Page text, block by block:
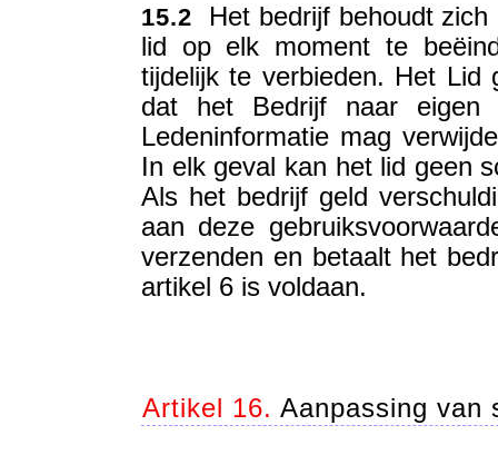
15.2 Het bedrijf behoudt
lid op elk moment te
tijdelijk te verbieden. Het Lid
dat het Bedrijf naar eigen
Ledeninformatie mag
In elk geval kan het lid geen
Als het bedrijf geld
aan deze
verzenden en betaalt het
artikel 6 is voldaan.
Artikel 16. Aanpassing van